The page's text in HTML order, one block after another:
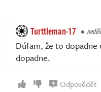
Turttleman-17
Dúfam, že to
dopadne.
Odpovědět